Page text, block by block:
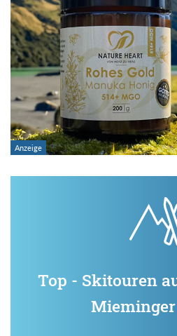
Top - Skitouren
Mieminger